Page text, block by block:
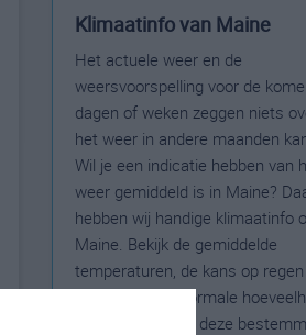
Klimaatinfo van Maine
Het actuele weer en de
weersvoorspelling voor de
dagen of weken zeggen niets
het weer in andere maanden
Wil je een indicatie hebben van
weer gemiddeld is in Maine?
hebben wij handige klimaatinfo
Maine. Bekijk de gemiddelde
temperaturen, de kans op
sneeuw en de normale
zonneschijn voor deze